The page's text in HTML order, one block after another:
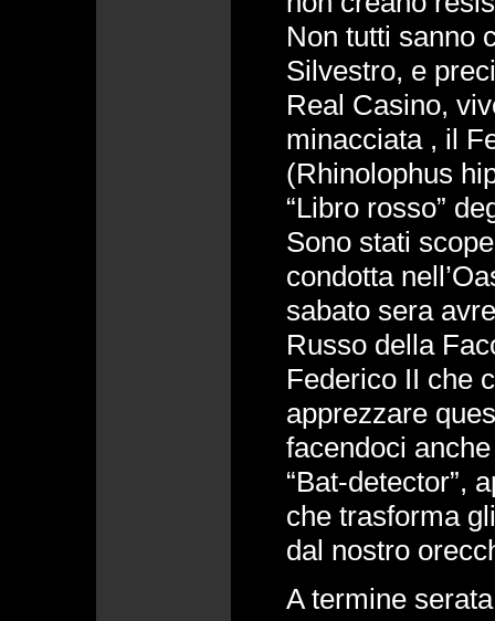
Non tutti sanno
Silvestro, e
Real Casino,
minacciata , il
(Rhinolophus
“Libro rosso”
Sono stati
condotta
sabato sera
Russo della
Federico II che
apprezzare
facendoci
“Bat-detector”,
che trasforma
dal nostro
A termine